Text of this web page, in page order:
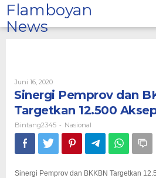
Lewati
ke
konten
Flamboyan
News
Juni 16, 2020Oleh
Bintang2345
Sinergi Pemprov dan
Targetkan 12.500
Bintang2345 - Nasional
Sinergi Pemprov dan BKKBN Targetkan